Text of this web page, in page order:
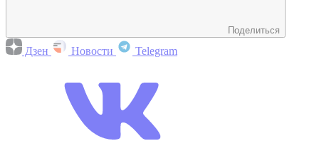
Поделиться
Дзен Новости Telegram